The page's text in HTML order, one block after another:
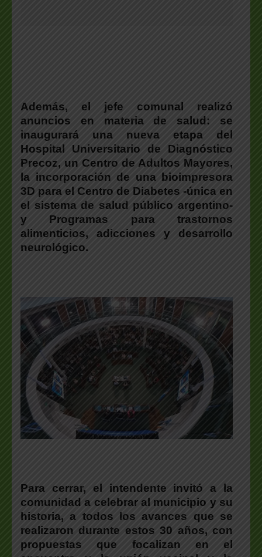
Además, el jefe comunal realizó
anuncios en materia de salud: se
inaugurará una nueva etapa del
Hospital Universitario de Diagnóstico
Precoz, un Centro de Adultos Mayores,
la incorporación de una bioimpresora
3D para el Centro de Diabetes -única en
el sistema de salud público argentino-
y Programas para trastornos
alimenticios, adicciones y desarrollo
neurológico.
Para cerrar, el intendente invitó a la
comunidad a celebrar al municipio y su
historia, a todos los avances que se
realizaron durante estos 30 años, con
propuestas que focalizan en el